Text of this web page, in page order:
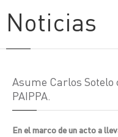
Noticias
Asume Carlos
PAIPPA.
En el marco de un acto a